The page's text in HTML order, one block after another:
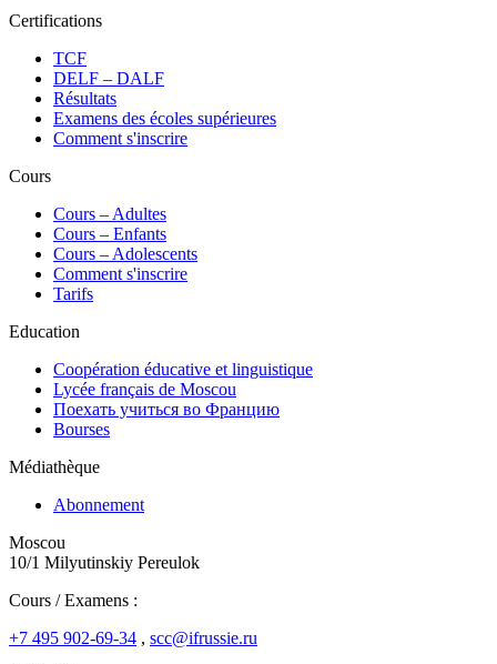
Certifications
TCF
DELF – DALF
Résultats
Examens des écoles supérieures
Comment s'inscrire
Cours
Сours – Adultes
Cours – Enfants
Cours – Adolescents
Comment s'inscrire
Tarifs
Education
Coopération éducative et linguistique
Lycée français de Moscou
Поехать учиться во Францию
Bourses
Médiathèque
Abonnement
Moscou
10/1 Milyutinskiy Pereulok
Cours / Examens :
+7 495 902-69-34 , scc@ifrussie.ru